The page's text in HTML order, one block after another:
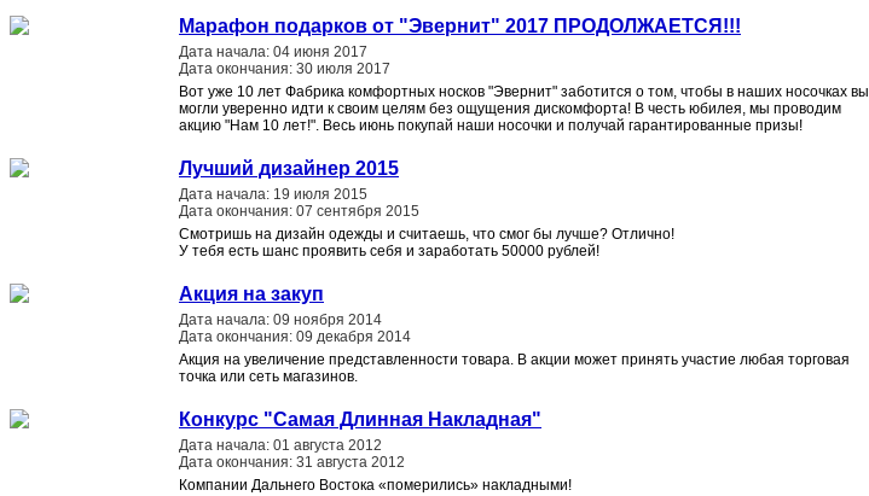
Марафон подарков от "Эвернит" 2017 ПРОДОЛЖАЕТСЯ!!!
Дата начала: 04 июня 2017
Дата окончания: 30 июля 2017
Вот уже 10 лет Фабрика комфортных носков "Эвернит" заботится о том, чтобы в наших носочках вы
могли уверенно идти к своим целям без ощущения дискомфорта! В честь юбилея, мы проводим
акцию "Нам 10 лет!". Весь июнь покупай наши носочки и получай гарантированные призы!
Лучший дизайнер 2015
Дата начала: 19 июля 2015
Дата окончания: 07 сентября 2015
Смотришь на дизайн одежды и считаешь, что смог бы лучше? Отлично!
У тебя есть шанс проявить себя и заработать 50000 рублей!
Акция на закуп
Дата начала: 09 ноября 2014
Дата окончания: 09 декабря 2014
Акция на увеличение представленности товара. В акции может принять участие любая торговая
точка или сеть магазинов.
Конкурс "Самая Длинная Накладная"
Дата начала: 01 августа 2012
Дата окончания: 31 августа 2012
Компании Дальнего Востока «померились» накладными!